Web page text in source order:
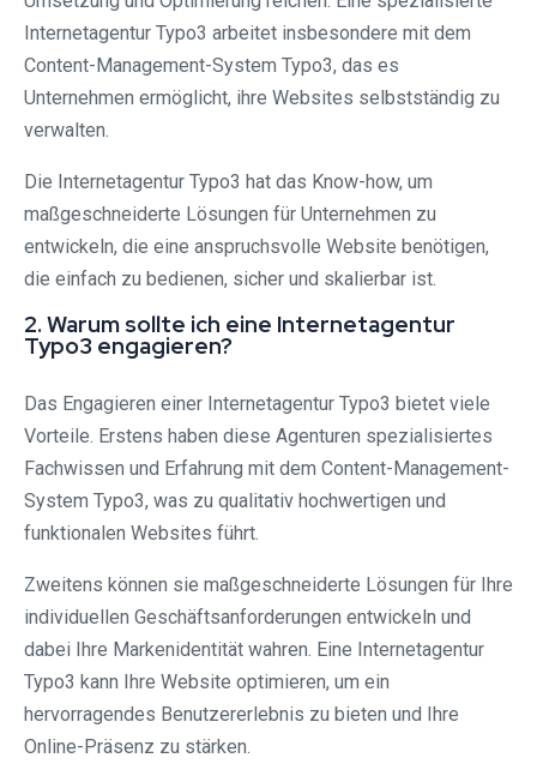
Internetagentur Typo3 arbeitet insbesondere mit dem
Content-Management-System Typo3, das es
Unternehmen ermöglicht, ihre Websites selbstständig zu
verwalten.
Die Internetagentur Typo3 hat das Know-how, um
maßgeschneiderte Lösungen für Unternehmen zu
entwickeln, die eine anspruchsvolle Website benötigen,
die einfach zu bedienen, sicher und skalierbar ist.
2. Warum sollte ich eine Internetagentur
Typo3 engagieren?
Das Engagieren einer Internetagentur Typo3 bietet viele
Vorteile. Erstens haben diese Agenturen spezialisiertes
Fachwissen und Erfahrung mit dem Content-Management-
System Typo3, was zu qualitativ hochwertigen und
funktionalen Websites führt.
Zweitens können sie maßgeschneiderte Lösungen für Ihre
individuellen Geschäftsanforderungen entwickeln und
dabei Ihre Markenidentität wahren. Eine Internetagentur
Typo3 kann Ihre Website optimieren, um ein
hervorragendes Benutzererlebnis zu bieten und Ihre
Online-Präsenz zu stärken.